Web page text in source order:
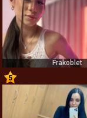
Frakoblet
5